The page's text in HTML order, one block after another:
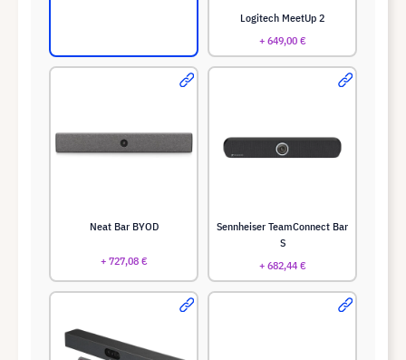
Logitech MeetUp 2
+ 649,00 €
Neat Bar BYOD
+ 727,08 €
Sennheiser TeamConnect Bar
S
+ 682,44 €